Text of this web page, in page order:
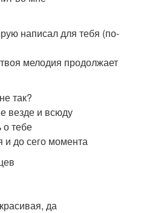
написал для тебя (по-
мелодия продолжает
так?
везде и всюду
тебе
и до сего момента
да